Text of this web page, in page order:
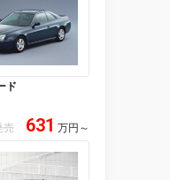
ド
売 631 万円 ～